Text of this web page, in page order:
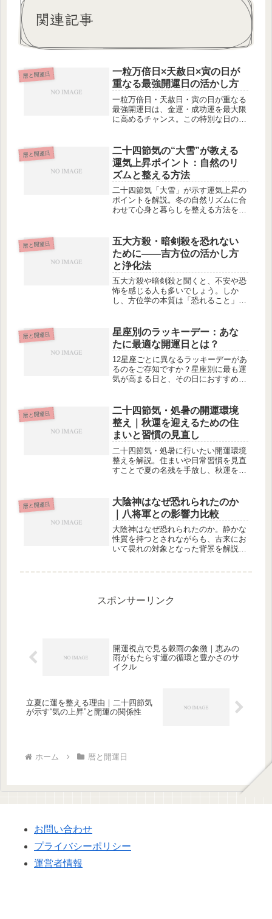
関連記事
暦と開運日
一粒万倍日×天赦日×寅の日が
重なる最強開運日の活かし方
一粒万倍日・天赦日・寅の日が重なる
最強開運日は、金運・成功運を最大限
に高めるチャンス。この特別な日の活
暦と開運日
二十四節気の“大雪”が教える
運気上昇ポイント：自然のリ
ズムと整える方法
二十四節気「大雪」が示す運気上昇の
ポイントを解説。冬の自然リズムに合
わせて心身と暮らしを整える方法を紹
暦と開運日
五大方殺・暗剣殺を恐れない
ために——吉方位の活かし方
と浄化法
五大方殺や暗剣殺と聞くと、不安や恐
怖を感じる人も多いでしょう。しか
し、方位学の本質は「恐れること」で
ための考え方と、吉方位の活かし方、
さらに日常でできる浄化法を具体的に
紹介します。
暦と開運日
星座別のラッキーデー：あな
たに最適な開運日とは？
12星座ごとに異なるラッキーデーがあ
るのをご存知ですか？星座別に最も運
気が高まる日と、その日におすすめの
限に活かしましょう。
暦と開運日
二十四節気・処暑の開運環境
整え｜秋運を迎えるための住
まいと習慣の見直し
二十四節気・処暑に行いたい開運環境
整えを解説。住まいや日常習慣を見直
すことで夏の名残を手放し、秋運をス
暦と開運日
大陰神はなぜ恐れられたのか
｜八将軍との影響力比較
大陰神はなぜ恐れられたのか。静かな
性質を持つとされながらも、古来にお
いて畏れの対象となった背景を解説。
スポンサーリンク
開運視点で見る穀雨の象徴｜恵みの
雨がもたらす運の循環と豊かさのサ
イクル
立夏に運を整える理由｜二十四節気
が示す“気の上昇”と開運の関係性
ホーム 暦と開運日
お問い合わせ
プライバシーポリシー
運営者情報